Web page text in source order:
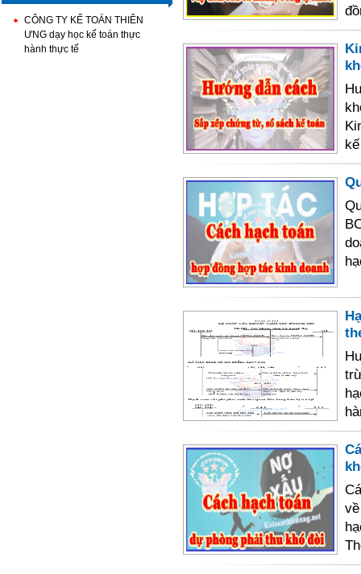
CÔNG TY KẾ TOÁN THIÊN
ƯNG dạy học kế toán thực
hành thực tế